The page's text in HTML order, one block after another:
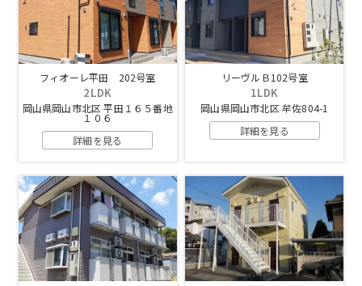
フィオーレ平田 202号室
2LDK
岡山県岡山市北区 平田１６５番地
１０６
詳細を見る
リーヴルＢ102号室
1LDK
岡山県岡山市北区 牟佐804-1
詳細を見る